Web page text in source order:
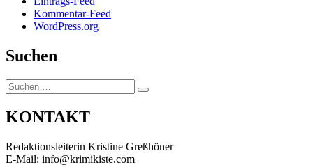
Kommentar-Feed
WordPress.org
Suchen
Suchen
nach:
Suchen
KONTAKT
Redaktionsleiterin Kristine Greßhöner
E-Mail: info@krimikiste.com